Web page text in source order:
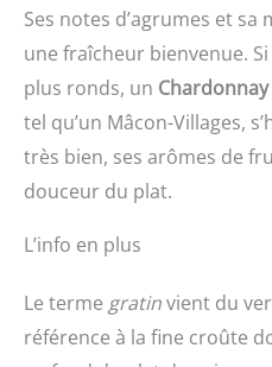
Ses notes d’agrumes et
une fraîcheur bienvenue.
plus ronds, un
tel qu’un Mâcon-Villages,
très bien, ses arômes de
douceur du plat.
L’info en plus
Le terme gratinvient du
référence à la fine croûte